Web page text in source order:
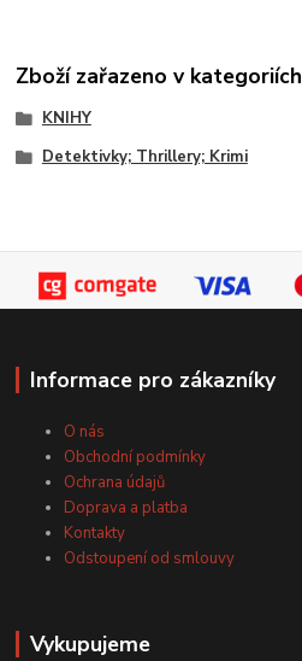
Zboží zařazeno v kategoriích
KNIHY
Detektivky; Thrillery; Krimi
Informace pro zákazníky
O nás
Obchodní podmínky
Ochrana údajů
Doprava a platba
Kontakty
Odstoupení od smlouvy
Vykupujeme